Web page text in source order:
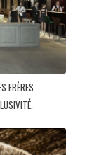
FRÈRES